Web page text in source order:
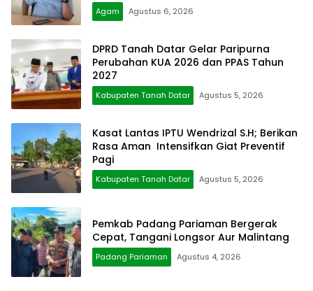
Agam Agustus 6, 2026
DPRD Tanah Datar Gelar Paripurna
Perubahan KUA 2026 dan PPAS Tahun
2027
Kabupaten Tanah Datar Agustus 5, 2026
Kasat Lantas IPTU Wendrizal S.H; Berikan
Rasa Aman Intensifkan Giat Preventif
Pagi
Kabupaten Tanah Datar Agustus 5, 2026
Pemkab Padang Pariaman Bergerak
Cepat, Tangani Longsor Aur Malintang
Padang Pariaman Agustus 4, 2026